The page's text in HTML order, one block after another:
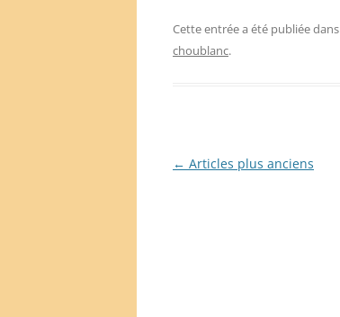
Cette entrée a été publiée dans
choublanc.
Navigation
← Articles plus anciens